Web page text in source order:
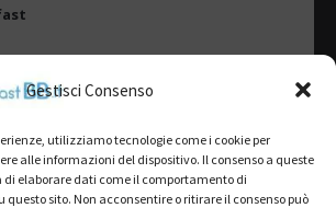
Gestisci Consenso
utilizziamo tecnologie come i cookie per
alle informazioni del dispositivo. Il consenso a queste
elaborare dati come il comportamento di
questo sito. Non acconsentire o ritirare il consenso può